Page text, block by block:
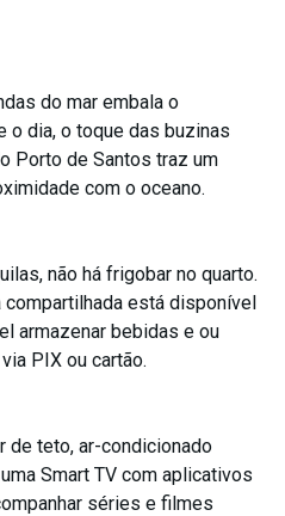
do mar embala o
o dia, o toque das buzinas
Porto de Santos traz um
com o oceano.
não há frigobar no quarto.
compartilhada está disponível
armazenar bebidas e ou
PIX ou cartão.
de teto, ar-condicionado
Smart TV com aplicativos
séries e filmes